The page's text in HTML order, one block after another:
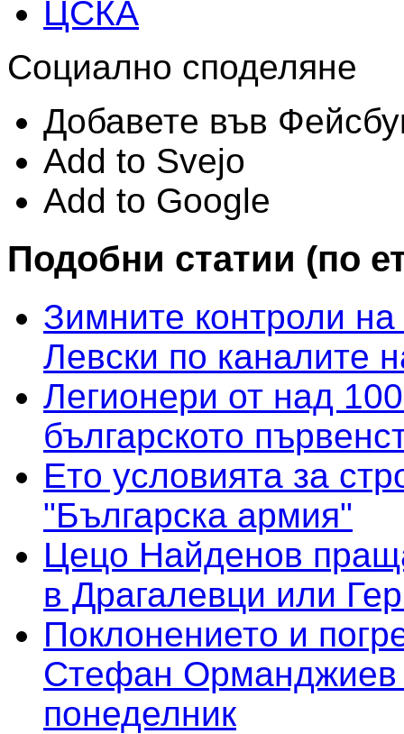
ЦСКА
Социално споделяне
Добавете във
Add to Svejo
Add to Google
Подобни статии (по
Зимните контроли
Левски по каналите
Легионери от над
българското
Ето условията за
"Българска армия"
Цецо Найденов
в Драгалевци или
Поклонението и
Стефан Орманджиев
понеделник